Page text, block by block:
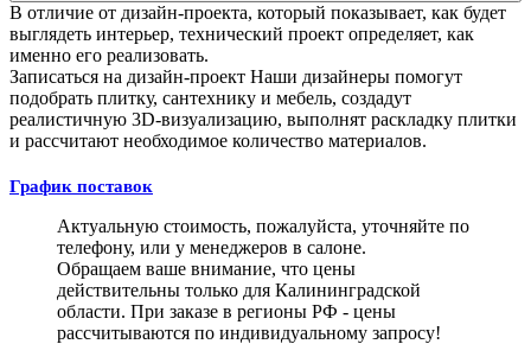
В отличие от дизайн-проекта, который показывает, как будет
выглядеть интерьер, технический проект определяет, как
именно его реализовать.
Записаться на дизайн-проект Наши дизайнеры помогут
подобрать плитку, сантехнику и мебель, создадут
реалистичную 3D-визуализацию, выполнят раскладку плитки
и рассчитают необходимое количество материалов.
График поставок
Актуальную стоимость, пожалуйста, уточняйте по
телефону, или у менеджеров в салоне.
Обращаем ваше внимание, что цены
действительны только для Калининградской
области. При заказе в регионы РФ - цены
рассчитываются по индивидуальному запросу!